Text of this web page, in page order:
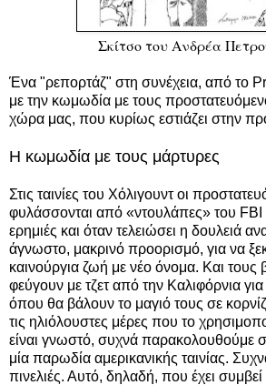
Σκίτσο του Ανδρέα
Ένα "ρεπορτάζ" στη συνέχεια, από το
με την κωμωδία με τους
χώρα μας, που κυρίως εστιάζει στην
Η κωμωδία με τους μάρτυρες
Στις ταινίες του Χόλιγουντ οι
φυλάσσονται από «ντουλάπες» του FBI
ερημιές και όταν τελειώσει η δουλειά
άγνωστο, μακρινό προορισμό, για να
καινούργια ζωή με νέο όνομα. Και τους
φεύγουν με τζετ από την Καλιφόρνια
όπου θα βάλουν το μαγιό τους σε
τις ηλιόλουστες μέρες που το
είναι γνωστό, συχνά παρακολουθούμε
μία παρωδία αμερικανικής ταινίας.
πινελιές. Αυτό, δηλαδή, που έχει συμβεί